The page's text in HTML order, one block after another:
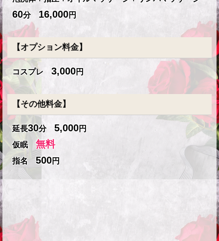
60分 16,000円
【オプション料金】
コスプレ 3,000円
【その他料金】
延長30分 5,000円
仮眠 無料
指名 500円